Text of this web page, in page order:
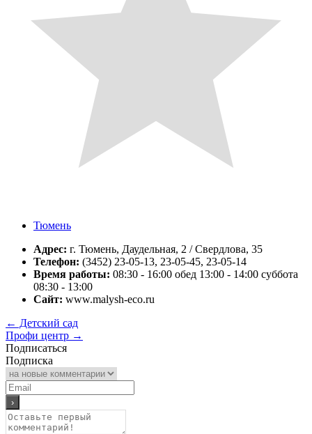
Тюмень
Адрес: г. Тюмень, Даудельная, 2 / Свердлова, 35
Телефон: (3452) 23-05-13, 23-05-45, 23-05-14
Время работы: 08:30 - 16:00 обед 13:00 - 14:00 суббота
08:30 - 13:00
Сайт: www.malysh-eco.ru
← Детский сад
Профи центр →
Подписаться
Подписка